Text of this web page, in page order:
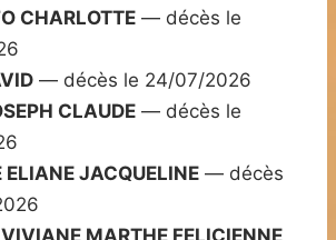
CHARLOTTE — décès le
— décès le 24/07/2026
CLAUDE — décès le
ELIANE JACQUELINE — décès